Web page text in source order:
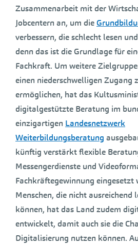
Zusammenarbeit mit der
Jobcentern an, um die
verbessern, die schlecht lesen
denn das ist die Grundlage für
Fachkraft. Um weitere
einen niederschwelligen Zugang
ermöglichen, hat das
digitalgestützte Beratung im
einzigartigen Landesnetzwerk
Weiterbildungsberatung
künftig verstärkt flexible
Messengerdienste und
Fachkräftegewinnung eingesetzt
Menschen, die nicht ausreichend
können, hat das Land zudem
entwickelt, damit auch sie die
Digitalisierung nutzen können.